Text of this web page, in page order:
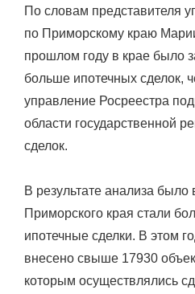
По словам представителя
по Приморскому краю
прошлом году в крае было
больше ипотечных сделок,
управление Росреестра
области государственной
сделок.
В результате анализа было
Приморского края стали
ипотечные сделки. В этом
внесено свыше 17930
которым осуществлялись